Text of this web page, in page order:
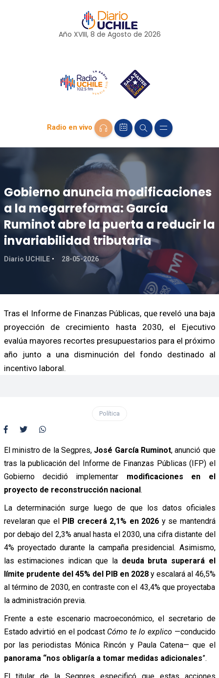
Año XVIII, 8 de Agosto de 2026
Radio en vivo
Gobierno anuncia modificaciones
a la megarreforma: García
Ruminot abre la puerta a reducir la
invariabilidad tributaria
Diario UCHILE 28-05-2026
Tras el Informe de Finanzas Públicas, que reveló una baja
proyección de crecimiento hasta 2030, el Ejecutivo
evalúa mayores recortes presupuestarios para el próximo
año junto a una disminución del fondo destinado al
incentivo laboral.
Política
El ministro de la Segpres,José García Ruminot, anunció que
tras la publicación del Informe de Finanzas Públicas (IFP) el
Gobierno decidió implementar modificaciones en el
proyecto de reconstrucción nacional.
La determinación surge luego de que los datos oficiales
revelaran que el PIB crecerá 2,1% en 2026 y se mantendrá
por debajo del 2,3% anual hasta el 2030, una cifra distante del
4% proyectado durante la campaña presidencial. Asimismo,
las estimaciones indican que la deuda bruta superará el
límite prudente del 45% del PIB en 2028y escalará al 46,5%
al término de 2030, en contraste con el 43,4% que proyectaba
la administración previa.
Frente a este escenario macroeconómico, el secretario de
Estado advirtió en el podcast Cómo te lo explico —conducido
por las periodistas Mónica Rincón y Paula Catena— que el
panorama “nos obligaría a tomar medidas adicionales”.
El titular de la Segpres especificó que estas acciones